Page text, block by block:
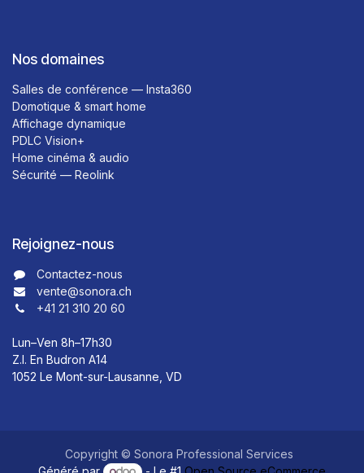
Nos domaines
Salles de conférence — Insta360
Domotique & smart home
Affichage dynamique
PDLC Vision+
Home cinéma & audio
Sécurité — Reolink
Rejoignez-nous
Contactez-nous​​
vente@sonora.ch
+41 21 310 20 60
Lun–Ven 8h–17h30
Z.I. En Budron A14
1052 Le Mont-sur-Lausanne, VD
Copyright © Sonora Professional Services